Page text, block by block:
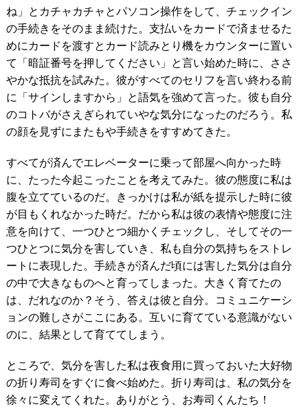
ね」とカチャカチャとパソコン操作をして、チェックイン
の手続きをそのまま続けた。支払いをカードで済ませるた
めにカードを渡すとカード読みとり機をカウンターに置い
て「暗証番号を押してください」と言い始めた時に、ささ
やかな抵抗を試みた。彼がすべてのセリフを言い終わる前
に「サインしますから」と語気を強めて言った。彼も自分
のコトバがさえぎられていやな気分になったのだろう。私
の顔を見ずにまたもや手続きをすすめてきた。
すべてが済んでエレベーターに乗って部屋へ向かった時
に、たった今起こったことを考えてみた。彼の態度に私は
腹を立てているのだ。きっかけは私が紙を提示した時に彼
が目もくれなかった時だ。だから私は彼の表情や態度に注
意を向けて、一つひとつ細かくチェックし、そしてその一
つひとつに気分を害していき、私も自分の気持ちをストレ
ートに表現した。手続きが済んだ頃には害した気分は自分
の中で大きなものへと育ってしまった。大きく育てたの
は、だれなのか？そう、答えは彼と自分。コミュニケーシ
ョンの難しさがここにある。互いに育てている意識がない
のに、結果として育ててしまう。
ところで、気分を害した私は夜食用に買っておいた大好物
の折り寿司をすぐに食べ始めた。折り寿司は、私の気分を
徐々に変えてくれた。ありがとう、お寿司くんたち！